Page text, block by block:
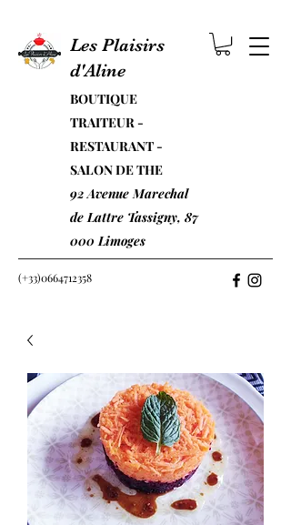
Les Plaisirs
d'Aline
BOUTIQUE
TRAITEUR -
RESTAURANT -
SALON DE THE
92 Avenue Marechal
de Lattre Tassigny, 87
000 Limoges
(+33)0664712358